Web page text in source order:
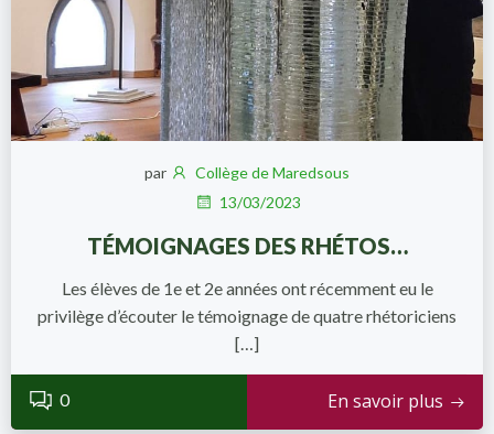
par
Collège de Maredsous
13/03/2023
TÉMOIGNAGES DES RHÉTOS…
Les élèves de 1e et 2e années ont récemment eu le
privilège d’écouter le témoignage de quatre rhétoriciens
[…]
0 En savoir plus